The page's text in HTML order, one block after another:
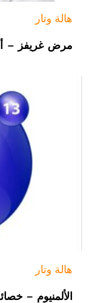
هالة وتار
مرض غريفز –
هالة وتار
الألمنيوم –